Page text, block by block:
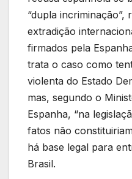
“dupla incriminação”,
extradição
firmados pela
trata o caso como
violenta do Estado
mas, segundo o
Espanha, “na
fatos não
há base legal para
Brasil.